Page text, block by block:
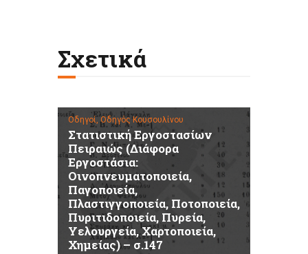
Σχετικά
Οδηγοί, Οδηγός Κουσουλίνου
Στατιστική Εργοστασίων
Πειραιώς (Διάφορα
Εργοστάσια:
Οινοπνευματοποιεία,
Παγοποιεία,
Πλαστιγγοποιεία, Ποτοποιεία,
Πυριτιδοποιεία, Πυρεία,
Υελουργεία, Χαρτοποιεία,
Χημείας) – σ.147